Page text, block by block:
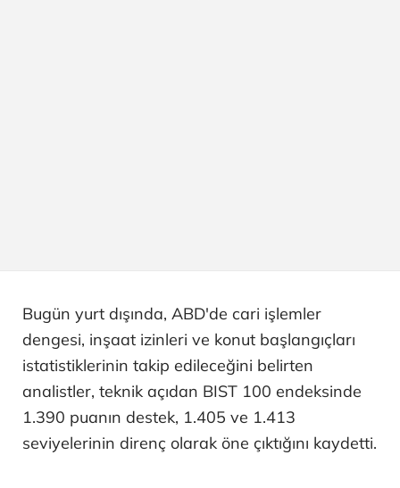
Bugün yurt dışında, ABD'de cari işlemler
dengesi, inşaat izinleri ve konut başlangıçları
istatistiklerinin takip edileceğini belirten
analistler, teknik açıdan BIST 100 endeksinde
1.390 puanın destek, 1.405 ve 1.413
seviyelerinin direnç olarak öne çıktığını kaydetti.